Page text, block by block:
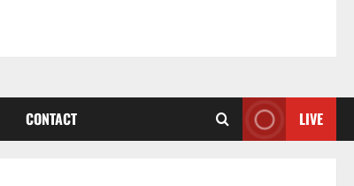
CONTACT LIVE